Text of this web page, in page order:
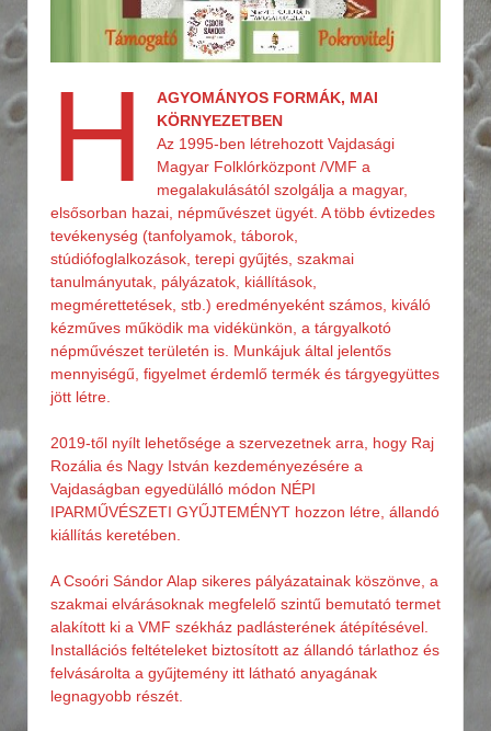
H
AGYOMÁNYOS FORMÁK, MAI
KÖRNYEZETBEN
Az 1995-ben létrehozott Vajdasági
Magyar Folklórközpont /VMF a
megalakulásától szolgálja a magyar,
elsősorban hazai, népművészet ügyét. A több évtizedes
tevékenység (tanfolyamok, táborok,
stúdiófoglalkozások, terepi gyűjtés, szakmai
tanulmányutak, pályázatok, kiállítások,
megmérettetések, stb.) eredményeként számos, kiváló
kézműves működik ma vidékünkön, a tárgyalkotó
népművészet területén is. Munkájuk által jelentős
mennyiségű, figyelmet érdemlő termék és tárgyegyüttes
jött létre.
2019-től nyílt lehetősége a szervezetnek arra, hogy Raj
Rozália és Nagy István kezdeményezésére a
Vajdaságban egyedülálló módon NÉPI
IPARMŰVÉSZETI GYŰJTEMÉNYT hozzon létre, állandó
kiállítás keretében.
A Csoóri Sándor Alap sikeres pályázatainak köszönve, a
szakmai elvárásoknak megfelelő szintű bemutató termet
alakított ki a VMF székház padlásterének átépítésével.
Installációs feltételeket biztosított az állandó tárlathoz és
felvásárolta a gyűjtemény itt látható anyagának
legnagyobb részét.